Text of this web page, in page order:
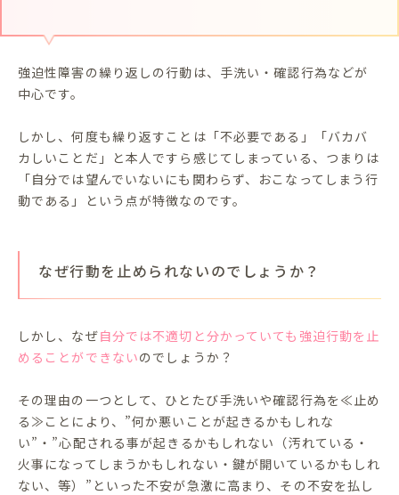
強迫性障害の繰り返しの行動は、手洗い・確認行為などが
中心です。
しかし、何度も繰り返すことは「不必要である」「バカバ
カしいことだ」と本人ですら感じてしまっている、つまりは
「自分では望んでいないにも関わらず、おこなってしまう行
動である」という点が特徴なのです。
なぜ行動を止められないのでしょうか？
しかし、なぜ自分では不適切と分かっていても強迫行動を止
めることができないのでしょうか？
その理由の一つとして、ひとたび手洗いや確認行為を≪止め
る≫ことにより、”何か悪いことが起きるかもしれな
い”・”心配される事が起きるかもしれない（汚れている・
火事になってしまうかもしれない・鍵が開いているかもしれ
ない、等）”といった不安が急激に高まり、その不安を払し